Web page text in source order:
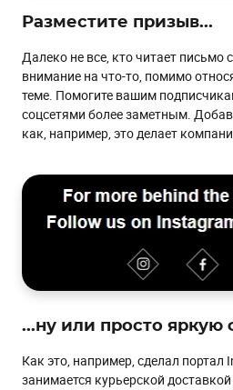
Разместите призыв...
Далеко не все, кто читает письмо
внимание на что-то, помимо
теме. Помогите вашим
соцсетями более заметным.
как, например, это делает
...ну или просто яркую
Как это, например, сделал
занимается курьерской